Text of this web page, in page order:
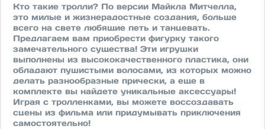
Кто такие тролли? По версии Майкла Митчелла,
это милые и жизнерадостные создания, больше
всего на свете любящие петь и танцевать.
Предлагаем вам приобрести фигурку такого
замечательного существа! Эти игрушки
выполнены из высококачественного пластика, они
обладают пушистыми волосами, из которых можно
делать разнообразные прически, а еще в
комплекте вы найдете уникальные аксессуары!
Играя с тролленками, вы можете воссоздавать
сцены из фильма или придумывать приключения
самостоятельно!